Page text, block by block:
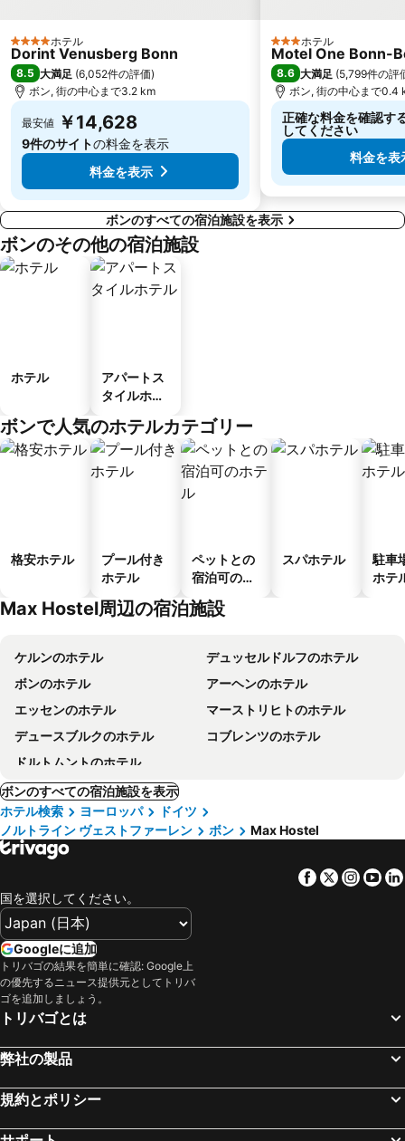
4 ホテルのランク
ホテル
Dorint Venusberg Bonn
8.5 大満足 (6,052件の評価)
ボン, 街の中心まで3.2 km
最安値 ￥14,628
9件のサイトの料金を表示
料金を表示
3 ホテルのランク
ホテル
Motel One Bonn-
8.6 大満足 (5,799件の評
ボン, 街の中心まで0.4
正確な料金を確認す
してください
料金を表
ボンのすべての宿泊施設を表示
ボンのその他の宿泊施設
ホテル
アパートス
タイルホテ
ボンで人気のホテルカテゴリー
格安ホテル
プール付き
ホテル
ペットとの
宿泊可のホ
テル
スパホテル
駐車
ホテ
Max Hostel周辺の宿泊施設
ケルンのホテル
デュッセルドルフのホテル
ボンのホテル
アーヘンのホテル
エッセンのホテル
マーストリヒトのホテル
デュースブルクのホテル
コブレンツのホテル
ドルトムントのホテル
ボンのすべての宿泊施設を表示
ホテル検索
ヨーロッパ
ドイツ
ノルトライン ヴェストファーレン
ボン Max Hostel
Facebook
Twitter
国を選択してください。
Googleに追加
トリバゴの結果を簡単に確認: Google上
の優先するニュース提供元としてトリバ
ゴを追加しましょう。
トリバゴとは
弊社の製品
規約とポリシー